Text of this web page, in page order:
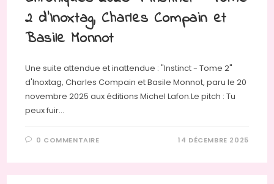
2 d’Inoxtag, Charles Compain et
Basile Monnot
Une suite attendue et inattendue : "Instinct - Tome 2"
d'Inoxtag, Charles Compain et Basile Monnot, paru le 20
novembre 2025 aux éditions Michel Lafon.Le pitch : Tu
peux fuir…
0 COMMENTAIRE 14 DÉCEMBRE 2025